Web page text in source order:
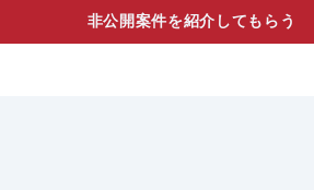
非公開案件を紹介してもらう